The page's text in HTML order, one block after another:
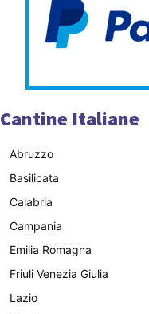
Cantine Italiane
Abruzzo
Basilicata
Calabria
Campania
Emilia Romagna
Friuli Venezia Giulia
Lazio